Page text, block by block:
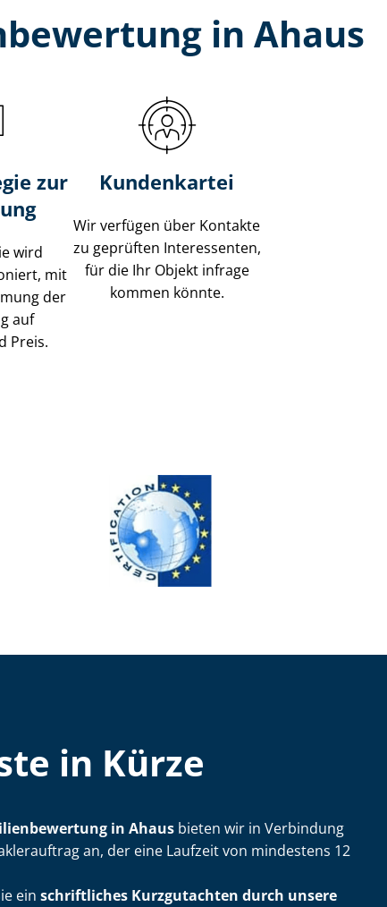
in Ahaus
zur
wird
mit
der
auf
Preis.
Kundenkartei
Wir verfügen über Kontakte
zu geprüften Interessenten,
für die Ihr Objekt infrage
kommen könnte.
in Kürze
in Ahaus bieten wir in Verbindung
an, der eine Laufzeit von mindestens 12
ein schriftliches Kurzgutachten durch unsere